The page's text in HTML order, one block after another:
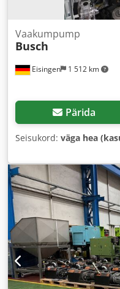
Eisingen 1 512 km
Vaakumpump
Busch
Pärida
Seisukord: väga hea